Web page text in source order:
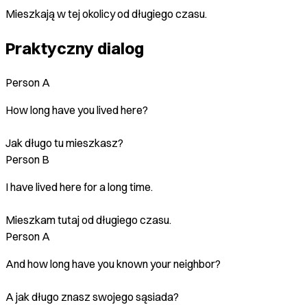
Mieszkają w tej okolicy od długiego czasu.
Praktyczny dialog
Person A
How long have you lived here?
Jak długo tu mieszkasz?
Person B
I have lived here for a long time.
Mieszkam tutaj od długiego czasu.
Person A
And how long have you known your neighbor?
A jak długo znasz swojego sąsiada?